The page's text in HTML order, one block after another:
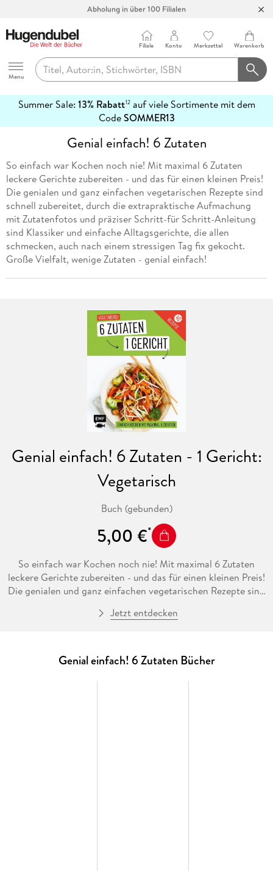
Abholung in über 100 Filialen
Hugendubel
Menu
Filiale Konto Merkzettel Warenkorb
Summer Sale: 13% Rabatt12auf viele Sortimente mit dem
CodeSOMMER13
erfahren
Genial einfach! 6 Zutaten
So einfach war Kochen noch nie! Mit maximal 6 Zutaten
leckere Gerichte zubereiten - und das für einen kleinen Preis!
Die genialen und ganz einfachen vegetarischen Rezepte sind
schnell zubereitet, durch die extrapraktische Aufmachung
mit Zutatenfotos und präziser Schritt-für Schritt-Anleitung
sind Klassiker und einfache Alltagsgerichte, die allen
schmecken, auch nach einem stressigen Tag fix gekocht.
Große Vielfalt, wenige Zutaten - genial einfach!
Genial einfach! 6 Zutaten - 1 Gericht:
Vegetarisch
Buch (gebunden)
5,00 €
So einfach war Kochen noch nie! Mit maximal 6 Zutaten
leckere Gerichte zubereiten - und das für einen kleinen Preis!
Die genialen und ganz einfachen vegetarischen Rezepte sind
mit Zutatenfotos und präziser Schritt-für Schritt-Anleitung
Große Vielfalt, wenige Zutaten - genial einfach!
Jetzt entdecken
Genial einfach! 6 Zutaten Bücher